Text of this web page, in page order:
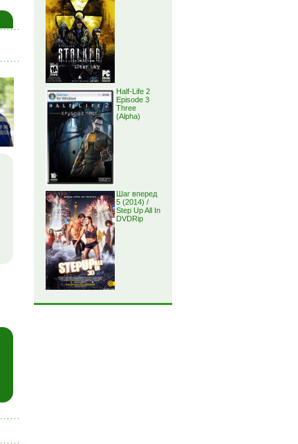
Half-Life 2
Episode 3
Three
(Alpha)
Шаг вперед
5 (2014) /
Step Up All In
DVDRip